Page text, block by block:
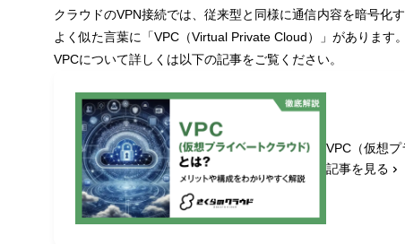
クラウドVPN接続の導入手順
1. 要件の整理
3. 設定作業
4. テスト・検証
5. 本格運用
クラウドVPN導入時の注意点
通信速度の制約
クラウドのVPN接続では、従来型と同様に通信内容を暗号化
よく似た言葉に「VPC（Virtual Private Cloud）」があります
VPCについて詳しくは以下の記事をご覧ください。
VPC（仮想
記事を見る